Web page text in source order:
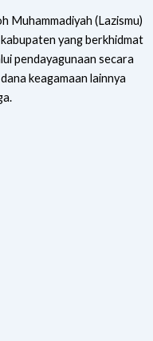
Muhammadiyah (Lazismu)
yang berkhidmat
pendayagunaan secara
keagamaan lainnya